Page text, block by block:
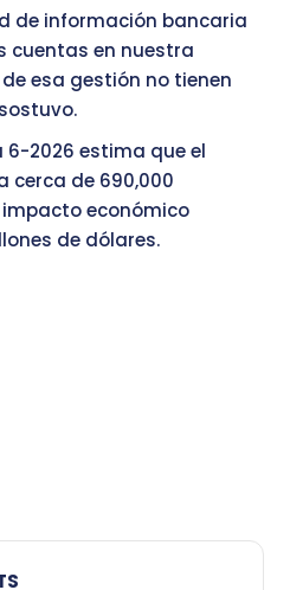
de información bancaria
cuentas en nuestra
esa gestión no tienen
6-2026 estima que el
cerca de 690,000
económico
de dólares.